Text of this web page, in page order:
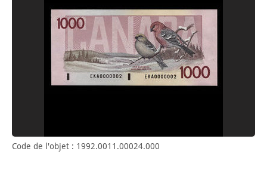
Code de l'objet : 1992.0011.00024.000